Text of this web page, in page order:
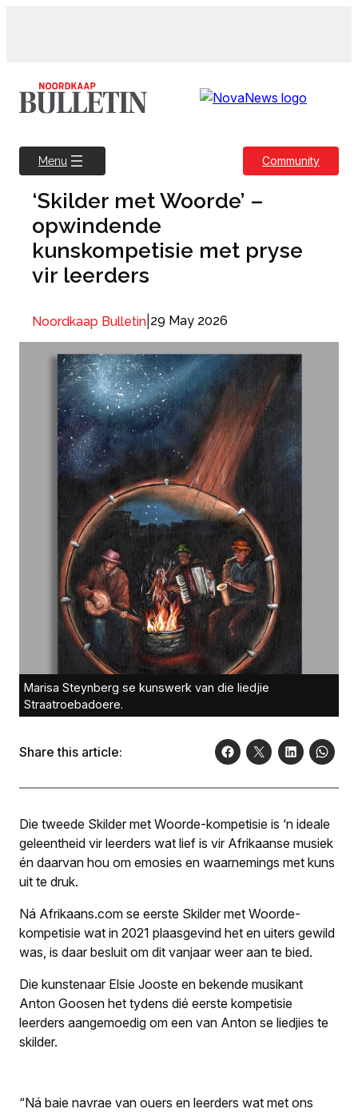
Menu Community
‘Skilder met Woorde’ –
opwindende
kunskompetisie met pryse
vir leerders
Noordkaap Bulletin 29 May 2026
Marisa Steynberg se kunswerk van die liedjie
Straatroebadoere.
Share this article:
Die tweede Skilder met Woorde-kompetisie is ‘n ideale
geleentheid vir leerders wat lief is vir Afrikaanse musiek
én daarvan hou om emosies en waarnemings met kuns
uit te druk.
Ná Afrikaans.com se eerste Skilder met Woorde-
kompetisie wat in 2021 plaasgevind het en uiters gewild
was, is daar besluit om dit vanjaar weer aan te bied.
Die kunstenaar Elsie Jooste en bekende musikant
Anton Goosen het tydens dié eerste kompetisie
leerders aangemoedig om een van Anton se liedjies te
skilder.
“Ná baie navrae van ouers en leerders wat met ons